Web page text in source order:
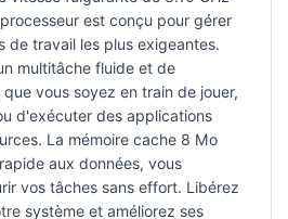
est conçu pour gérer
de travail les plus exigeantes.
multitâche fluide et de
vous soyez en train de jouer,
d'exécuter des applications
La mémoire cache 8 Mo
aux données, vous
vos tâches sans effort. Libérez
système et améliorez ses